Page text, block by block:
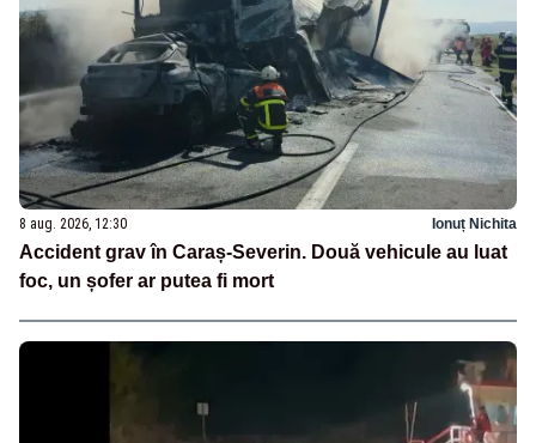
8 aug. 2026, 12:30 Ionuț Nichita
Accident grav în Caraș-Severin. Două vehicule au luat
foc, un șofer ar putea fi mort